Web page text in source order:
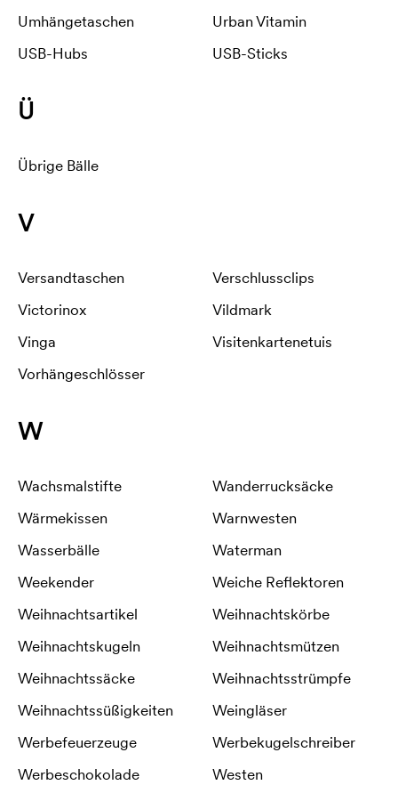
Umhängetaschen
Urban Vitamin
USB-Hubs
USB-Sticks
Ü
Übrige Bälle
V
Versandtaschen
Verschlussclips
Victorinox
Vildmark
Vinga
Visitenkartenetuis
Vorhängeschlösser
W
Wachsmalstifte
Wanderrucksäcke
Wärmekissen
Warnwesten
Wasserbälle
Waterman
Weekender
Weiche Reflektoren
Weihnachtsartikel
Weihnachtskörbe
Weihnachtskugeln
Weihnachtsmützen
Weihnachtssäcke
Weihnachtsstrümpfe
Weihnachtssüßigkeiten
Weingläser
Werbefeuerzeuge
Werbekugelschreiber
Werbeschokolade
Westen